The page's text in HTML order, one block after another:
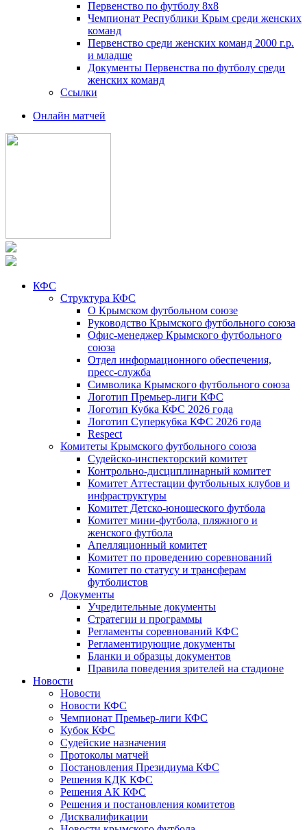
Первенство по футболу 8х8
Чемпионат Республики Крым среди женских
команд
Первенство среди женских команд 2000 г.р.
и младше
Документы Первенства по футболу среди
женских команд
Ссылки
Онлайн матчей
КФС
Структура КФС
О Крымском футбольном союзе
Руководство Крымского футбольного союза
Офис-менеджер Крымского футбольного
союза
Отдел информационного обеспечения,
пресс-служба
Символика Крымского футбольного союза
Логотип Премьер-лиги КФС
Логотип Кубка КФС 2026 года
Логотип Суперкубка КФС 2026 года
Respect
Комитеты Крымского футбольного союза
Судейско-инспекторский комитет
Контрольно-дисциплинарный комитет
Комитет Аттестации футбольных клубов и
инфраструктуры
Комитет Детско-юношеского футбола
Комитет мини-футбола, пляжного и
женского футбола
Апелляционный комитет
Комитет по проведению соревнований
Комитет по статусу и трансферам
футболистов
Документы
Учредительные документы
Стратегии и программы
Регламенты соревнований КФС
Регламентирующие документы
Бланки и образцы документов
Правила поведения зрителей на стадионе
Новости
Новости
Новости КФС
Чемпионат Премьер-лиги КФС
Кубок КФС
Судейские назначения
Протоколы матчей
Постановления Президиума КФС
Решения КДК КФС
Решения АК КФС
Решения и постановления комитетов
Дисквалификации